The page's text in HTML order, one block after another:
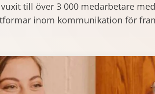
till över 3 000 medarbetare
inom kommunikation för